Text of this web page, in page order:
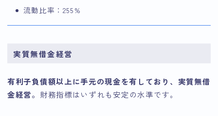
流動比率：255%
実質無借金経営
有利子負債額以上に手元の現金を有しており、実質無借
金経営。 財務指標はいずれも安定の水準です。